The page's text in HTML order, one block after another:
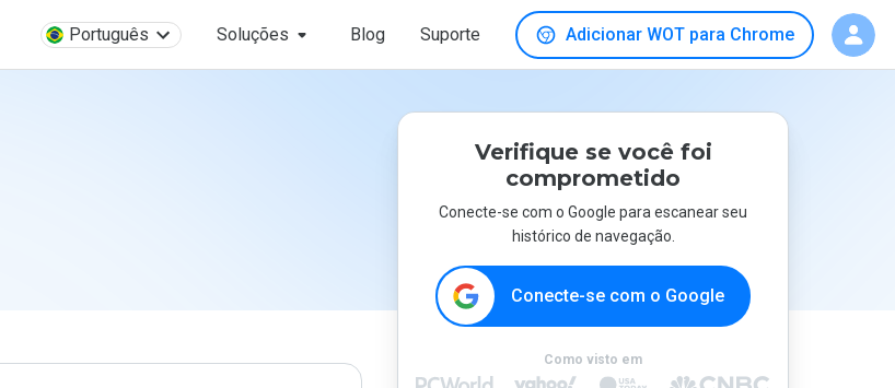
Português Soluções Blog Suporte Adicionar WOT para Chrome
Verifique se você foi
comprometido
Conecte-se com o Google para escanear seu
histórico de navegação.
Conecte-se com o Google
Como visto em